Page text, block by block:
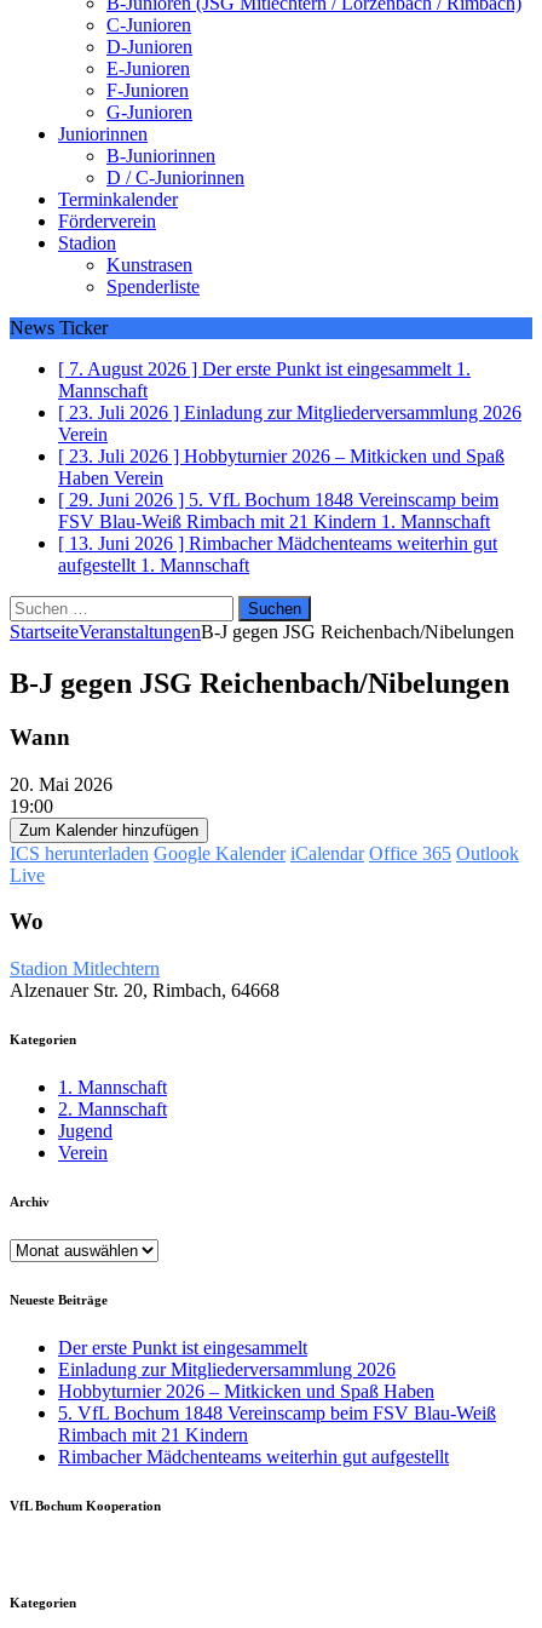
C-Junioren
D-Junioren
E-Junioren
F-Junioren
G-Junioren
Juniorinnen
B-Juniorinnen
D / C-Juniorinnen
Terminkalender
Förderverein
Stadion
Kunstrasen
Spenderliste
News Ticker
[ 7. August 2026 ] Der erste Punkt ist eingesammelt 1.
Mannschaft
[ 23. Juli 2026 ] Einladung zur Mitgliederversammlung 2026
Verein
[ 23. Juli 2026 ] Hobbyturnier 2026 – Mitkicken und Spaß
Haben Verein
[ 29. Juni 2026 ] 5. VfL Bochum 1848 Vereinscamp beim
FSV Blau-Weiß Rimbach mit 21 Kindern 1. Mannschaft
[ 13. Juni 2026 ] Rimbacher Mädchenteams weiterhin gut
aufgestellt 1. Mannschaft
Suchen
nach:
StartseiteVeranstaltungenB-J gegen JSG Reichenbach/Nibelungen
B-J gegen JSG Reichenbach/Nibelungen
Wann
20. Mai 2026
19:00
Zum Kalender hinzufügen
ICS herunterladen Google Kalender iCalendar Office 365 Outlook
Live
Wo
Stadion Mitlechtern
Alzenauer Str. 20, Rimbach, 64668
Kategorien
1. Mannschaft
2. Mannschaft
Jugend
Verein
Archiv
Archiv
Neueste Beiträge
Der erste Punkt ist eingesammelt
Einladung zur Mitgliederversammlung 2026
Hobbyturnier 2026 – Mitkicken und Spaß Haben
5. VfL Bochum 1848 Vereinscamp beim FSV Blau-Weiß
Rimbach mit 21 Kindern
Rimbacher Mädchenteams weiterhin gut aufgestellt
VfL Bochum Kooperation
Kategorien